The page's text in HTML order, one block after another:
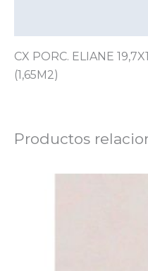
CX PORC. ELIANE
(1,65M2)
Productos